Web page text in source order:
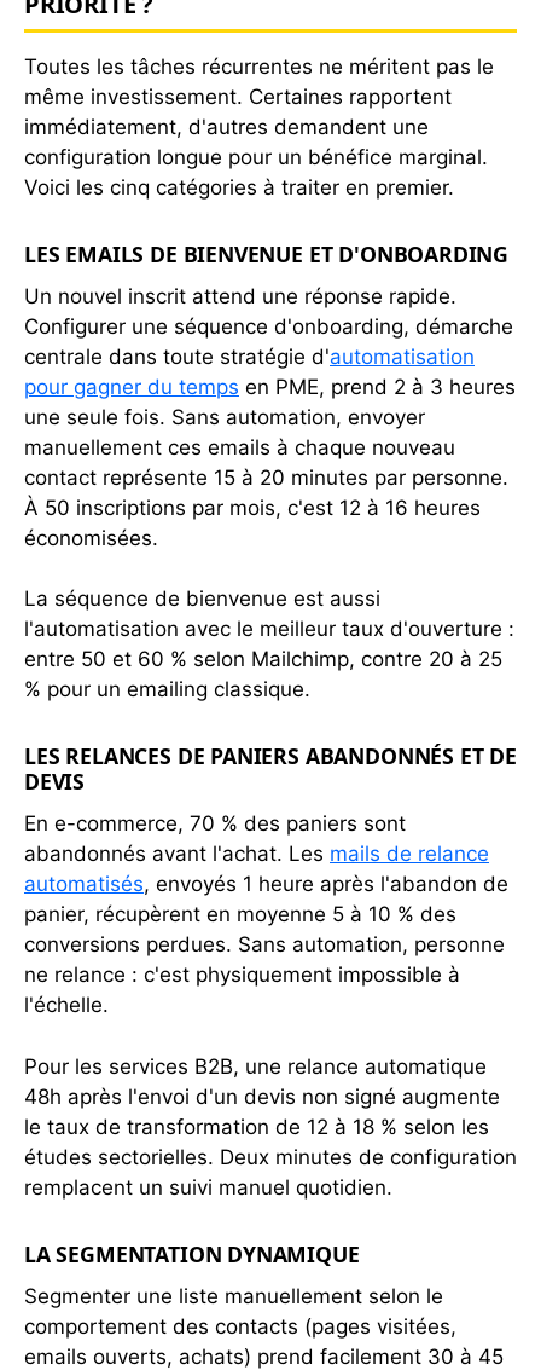
GAIN DE TEMPS MENSUEL
0
heures par mois
GAIN DE TEMPS ANNUEL
0
heures par an
0
euros equivalent salaire
ECONOMIE SALARIALE / MOIS
0
euros par mois
TAUX D'AUTOMATISATION ESTIME
ESTIMATION BASEE SUR UN TAUX D'AUTOMATION MOYEN DE
65 A 80% SELON LES OUTILS - HORS COUTS DE LA
PLATEFORME
Toutes les tâches récurrentes ne méritent pas le
même investissement. Certaines rapportent
immédiatement, d'autres demandent une
configuration longue pour un bénéfice marginal.
Voici les cinq catégories à traiter en premier.
LES EMAILS DE BIENVENUE ET D'ONBOARDING
Un nouvel inscrit attend une réponse rapide.
Configurer une séquence d'onboarding, démarche
centrale dans toute stratégie d'automatisation
pour gagner du temps en PME, prend 2 à 3 heures
une seule fois. Sans automation, envoyer
manuellement ces emails à chaque nouveau
contact représente 15 à 20 minutes par personne.
À 50 inscriptions par mois, c'est 12 à 16 heures
économisées.
La séquence de bienvenue est aussi
l'automatisation avec le meilleur taux d'ouverture :
entre 50 et 60 % selon Mailchimp, contre 20 à 25
% pour un emailing classique.
LES RELANCES DE PANIERS ABANDONNÉS ET DE
DEVIS
En e-commerce, 70 % des paniers sont
abandonnés avant l'achat. Les mails de relance
automatisés, envoyés 1 heure après l'abandon de
panier, récupèrent en moyenne 5 à 10 % des
conversions perdues. Sans automation, personne
ne relance : c'est physiquement impossible à
l'échelle.
Pour les services B2B, une relance automatique
48h après l'envoi d'un devis non signé augmente
le taux de transformation de 12 à 18 % selon les
études sectorielles. Deux minutes de configuration
remplacent un suivi manuel quotidien.
LA SEGMENTATION DYNAMIQUE
Segmenter une liste manuellement selon le
comportement des contacts (pages visitées,
emails ouverts, achats) prend facilement 30 à 45